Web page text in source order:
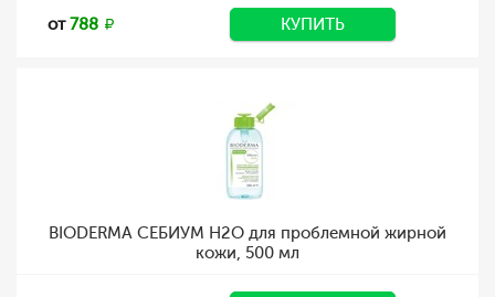
от788 КУПИТЬ
BIODERMA СЕБИУМ H2O для проблемной жирной
кожи, 500 мл